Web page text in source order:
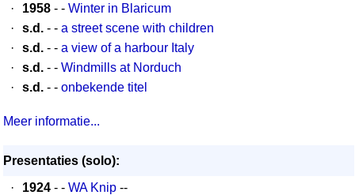
·
1958 - - Winter in Blaricum
·
s.d. - - a street scene with children
·
s.d. - - a view of a harbour Italy
·
s.d. - - Windmills at Norduch
·
s.d. - - onbekende titel
Meer informatie...
Presentaties (solo):
·
1924 - - WA Knip --